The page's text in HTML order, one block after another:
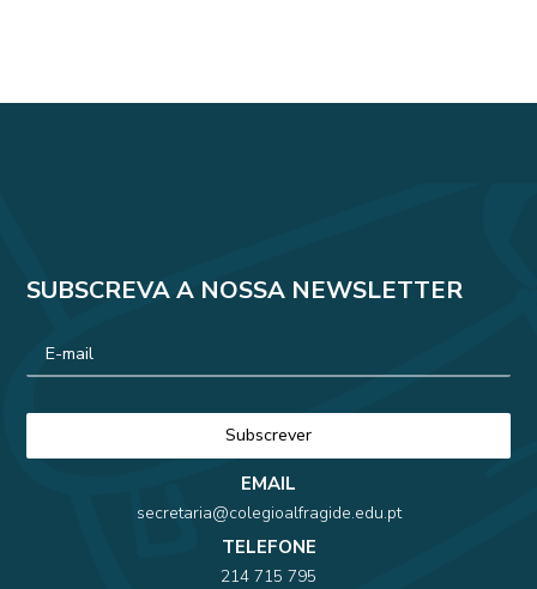
SUBSCREVA A NOSSA NEWSLETTER
EMAIL
secretaria@colegioalfragide.edu.pt
TELEFONE
214 715 795